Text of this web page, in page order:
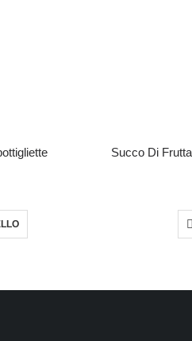
Succo Di